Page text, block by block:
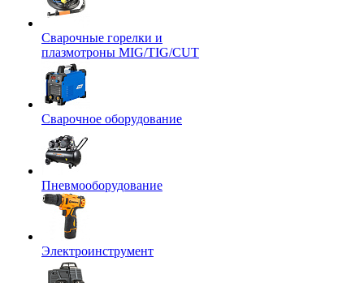
Сварочные горелки и
плазмотроны MIG/TIG/CUT
Сварочное оборудование
Пневмооборудование
Электроинструмент